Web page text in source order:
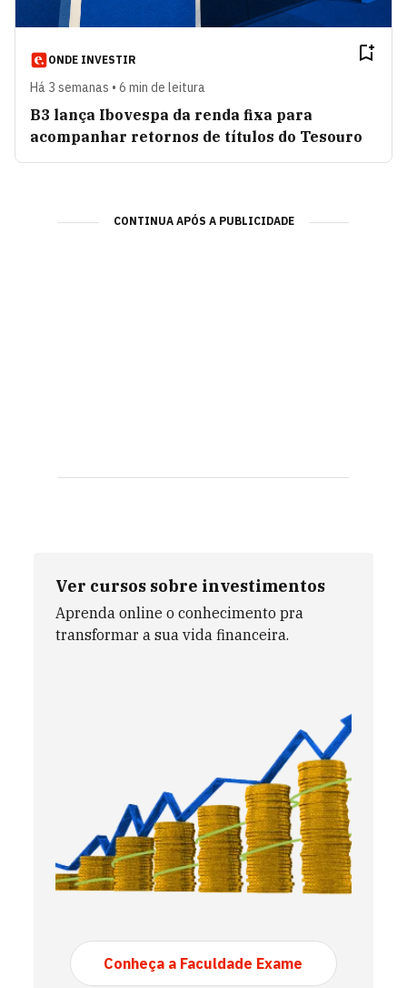
CONTINUA APÓS A PUBLICIDADE
ONDE INVESTIR
Há 3 semanas • 6 min de leitura
B3 lança Ibovespa da renda fixa para
acompanhar retornos de títulos do Tesouro
Ver cursos sobre investimentos
Aprenda online o conhecimento pra
transformar a sua vida financeira.
Conheça a Faculdade Exame